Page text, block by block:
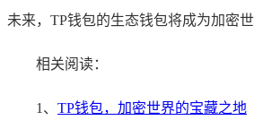
未来，TP钱包的生态钱包将成为加密
相关阅读：
1、 TP钱包，加密世界的宝藏之地